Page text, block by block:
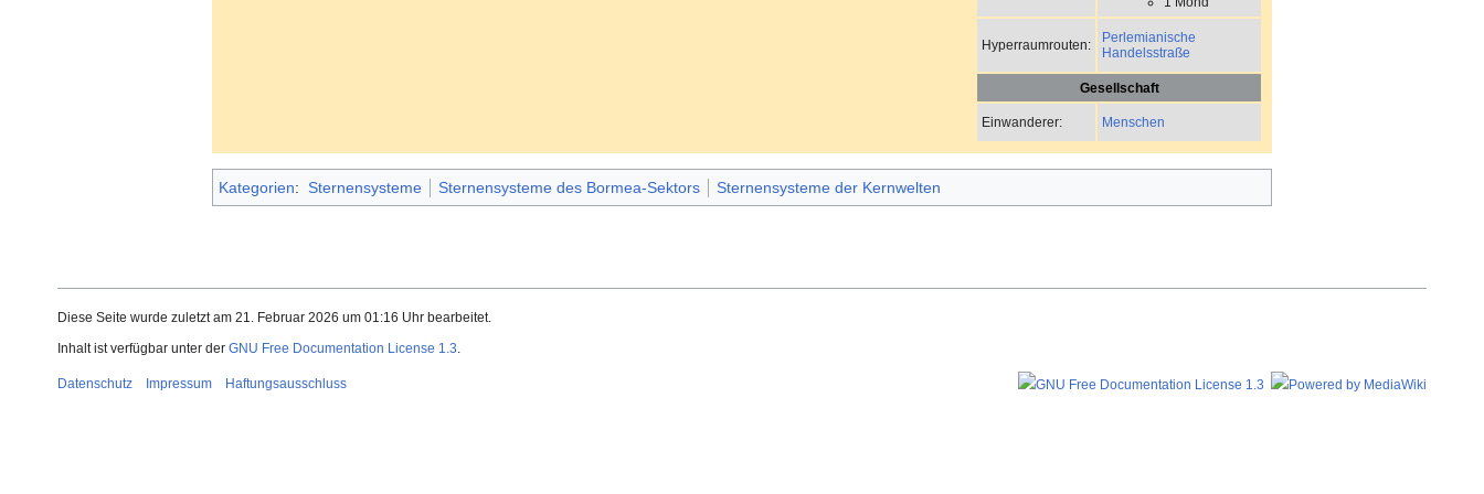
Hyperraumrouten:
Perlemianische
Handelsstraße
Gesellschaft
Einwanderer: Menschen
Kategorien: Sternensysteme Sternensysteme des Bormea-Sektors Sternensysteme der Kernwelten
Diese Seite wurde zuletzt am 21. Februar 2026 um 01:16 Uhr bearbeitet.
Inhalt ist verfügbar unter der GNU Free Documentation License 1.3
Datenschutz Impressum Haftungsausschluss